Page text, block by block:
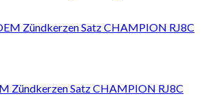
Zündkerzen Satz CHAMPION RJ8C